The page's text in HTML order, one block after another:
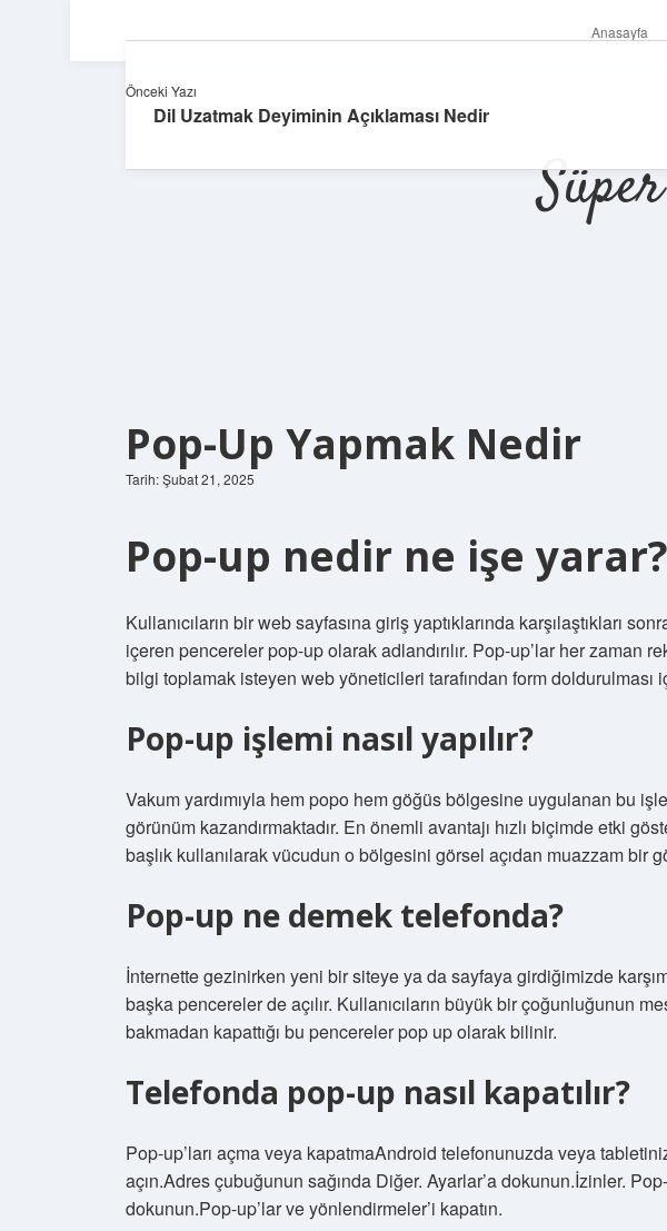
Anasayfa
Pop-Up Yapmak Nedir
Tarih: Şubat 21, 2025
Pop-up nedir ne işe yarar?
Kullanıcıların bir web sayfasına giriş yaptıklarında karşılaştıkları
içeren pencereler pop-up olarak adlandırılır. Pop-up’lar her zaman
bilgi toplamak isteyen web yöneticileri tarafından form doldurulması
Pop-up işlemi nasıl yapılır?
Vakum yardımıyla hem popo hem göğüs bölgesine uygulanan bu
görünüm kazandırmaktadır. En önemli avantajı hızlı biçimde etki
başlık kullanılarak vücudun o bölgesini görsel açıdan muazzam bir
Pop-up ne demek telefonda?
İnternette gezinirken yeni bir siteye ya da sayfaya girdiğimizde
başka pencereler de açılır. Kullanıcıların büyük bir çoğunluğunun
bakmadan kapattığı bu pencereler pop up olarak bilinir.
Telefonda pop-up nasıl kapatılır?
Pop-up’ları açma veya kapatmaAndroid telefonunuzda veya
açın.Adres çubuğunun sağında Diğer. Ayarlar’a dokunun.İzinler.
dokunun.Pop-up’lar ve yönlendirmeler’i kapatın.
Önceki Yazı
Dil Uzatmak Deyiminin Açıklaması Nedir